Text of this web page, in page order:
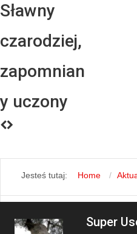
Sławny
czarodziej,
zapomnian
y uczony
Jesteś tutaj: Home
Super